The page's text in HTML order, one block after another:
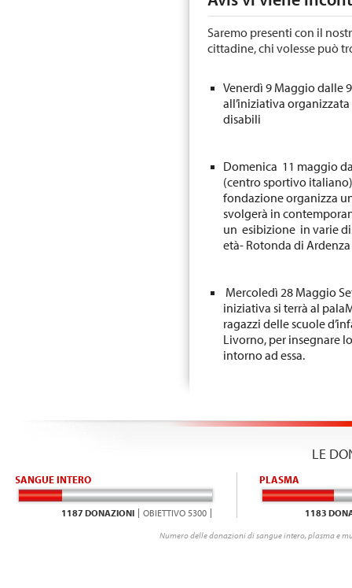
Saremo presenti con il
cittadine, chi volesse può
Venerdì 9 Maggio dalle
all’iniziativa
disabili
Domenica 11 maggio
(centro sportivo
fondazione organizza
svolgerà in
un esibizione in varie
età- Rotonda di Ardenza
Mercoledì 28 Maggio
iniziativa si terrà al
ragazzi delle scuole
Livorno, per insegnare
intorno ad essa.
LE
SANGUE INTERO
1187 DONAZIONI OBIETTIVO 5300
PLASMA
1183
Numero delle donazioni di sangue intero, plasma e